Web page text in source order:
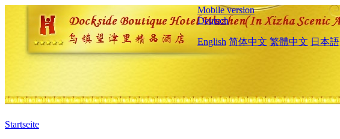
Mobile version
Deutsch
English 简体中文 繁體中文 日本語
Startseite